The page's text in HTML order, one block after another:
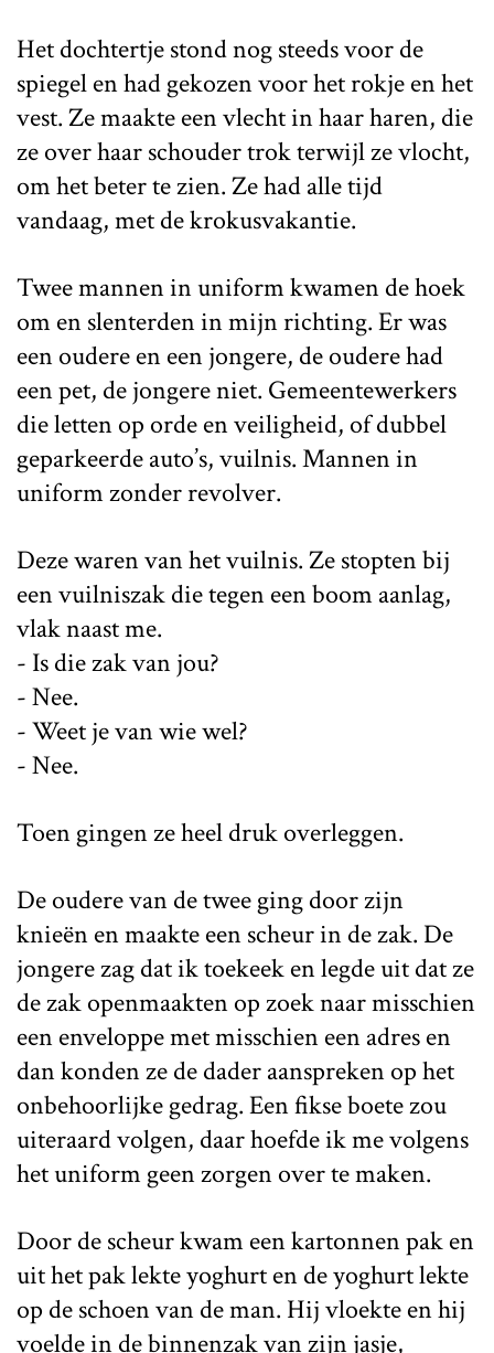
Het dochtertje stond nog steeds voor de
spiegel en had gekozen voor het rokje en het
vest. Ze maakte een vlecht in haar haren, die
ze over haar schouder trok terwijl ze vlocht,
om het beter te zien. Ze had alle tijd
vandaag, met de krokusvakantie.
Twee mannen in uniform kwamen de hoek
om en slenterden in mijn richting. Er was
een oudere en een jongere, de oudere had
een pet, de jongere niet. Gemeentewerkers
die letten op orde en veiligheid, of dubbel
geparkeerde auto’s, vuilnis. Mannen in
uniform zonder revolver.
Deze waren van het vuilnis. Ze stopten bij
een vuilniszak die tegen een boom aanlag,
vlak naast me.
- Is die zak van jou?
- Nee.
- Weet je van wie wel?
- Nee.
Toen gingen ze heel druk overleggen.
De oudere van de twee ging door zijn
knieën en maakte een scheur in de zak. De
jongere zag dat ik toekeek en legde uit dat ze
de zak openmaakten op zoek naar misschien
een enveloppe met misschien een adres en
dan konden ze de dader aanspreken op het
onbehoorlijke gedrag. Een fikse boete zou
uiteraard volgen, daar hoefde ik me volgens
het uniform geen zorgen over te maken.
Door de scheur kwam een kartonnen pak en
uit het pak lekte yoghurt en de yoghurt lekte
op de schoen van de man. Hij vloekte en hij
voelde in de binnenzak van zijn jasje,